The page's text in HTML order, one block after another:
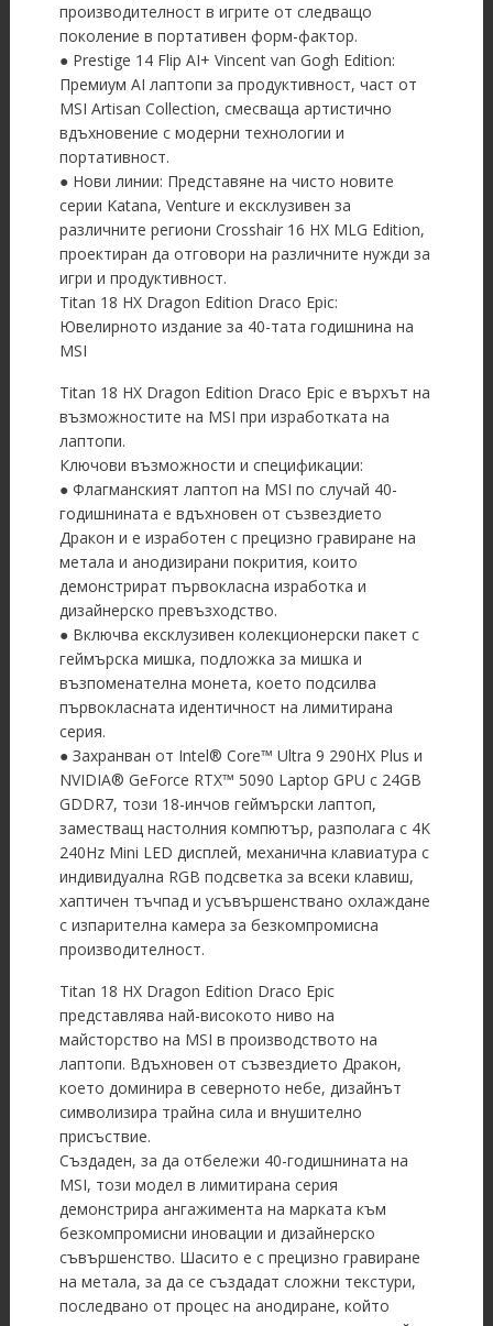
производителност в игрите от следващо
поколение в портативен форм-фактор.
● Prestige 14 Flip AI+ Vincent van Gogh Edition:
Премиум AI лаптопи за продуктивност, част от
MSI Artisan Collection, смесваща артистично
вдъхновение с модерни технологии и
портативност.
● Нови линии: Представяне на чисто новите
серии Katana, Venture и ексклузивен за
различните региони Crosshair 16 HX MLG Edition,
проектиран да отговори на различните нужди за
игри и продуктивност.
Titan 18 HX Dragon Edition Draco Epic:
Ювелирното издание за 40-тата годишнина на
MSI
Titan 18 HX Dragon Edition Draco Epic е върхът на
възможностите на MSI при изработката на
лаптопи.
Ключови възможности и спецификации:
● Флагманският лаптоп на MSI по случай 40-
годишнината е вдъхновен от съзвездието
Дракон и е изработен с прецизно гравиране на
метала и анодизирани покрития, които
демонстрират първокласна изработка и
дизайнерско превъзходство.
● Включва ексклузивен колекционерски пакет с
геймърска мишка, подложка за мишка и
възпоменателна монета, което подсилва
първокласната идентичност на лимитирана
серия.
● Захранван от Intel® Core™ Ultra 9 290HX Plus и
NVIDIA® GeForce RTX™ 5090 Laptop GPU с 24GB
GDDR7, този 18-инчов геймърски лаптоп,
заместващ настолния компютър, разполага с 4K
240Hz Mini LED дисплей, механична клавиатура с
индивидуална RGB подсветка за всеки клавиш,
хаптичен тъчпад и усъвършенствано охлаждане
с изпарителна камера за безкомпромисна
производителност.
Titan 18 HX Dragon Edition Draco Epic
представлява най-високото ниво на
майсторство на MSI в производството на
лаптопи. Вдъхновен от съзвездието Дракон,
което доминира в северното небе, дизайнът
символизира трайна сила и внушително
присъствие.
Създаден, за да отбележи 40-годишнината на
MSI, този модел в лимитирана серия
демонстрира ангажимента на марката към
безкомпромисни иновации и дизайнерско
съвършенство. Шасито е с прецизно гравиране
на метала, за да се създадат сложни текстури,
последвано от процес на анодиране, който